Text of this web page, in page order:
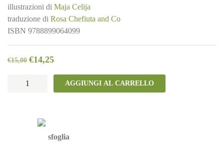
illustrazioni di Maja Celija
traduzione di Rosa Chefiuta and Co
ISBN 9788899064099
€15,00 €14,25
AGGIUNGI AL CARRELLO
sfoglia